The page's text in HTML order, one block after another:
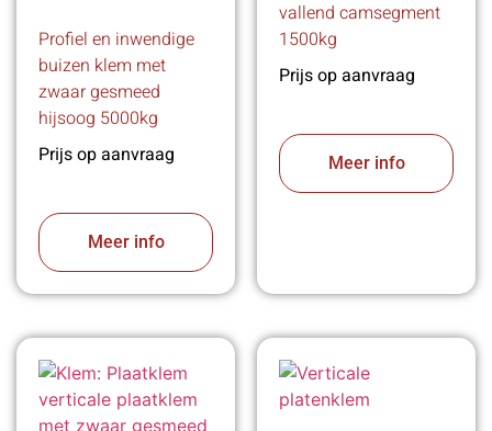
Profiel en inwendige
buizen klem met
zwaar gesmeed
hijsoog 5000kg
Prijs op aanvraag
Meer info
vallend camsegment
1500kg
Prijs op aanvraag
Meer info